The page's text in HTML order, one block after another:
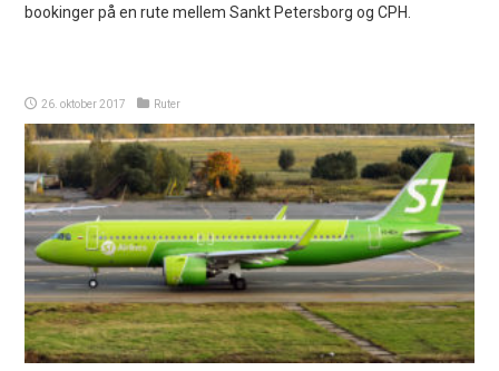
bookinger på en rute mellem Sankt Petersborg og CPH.
26. oktober 2017 Ruter